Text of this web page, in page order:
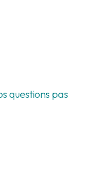
questions pas